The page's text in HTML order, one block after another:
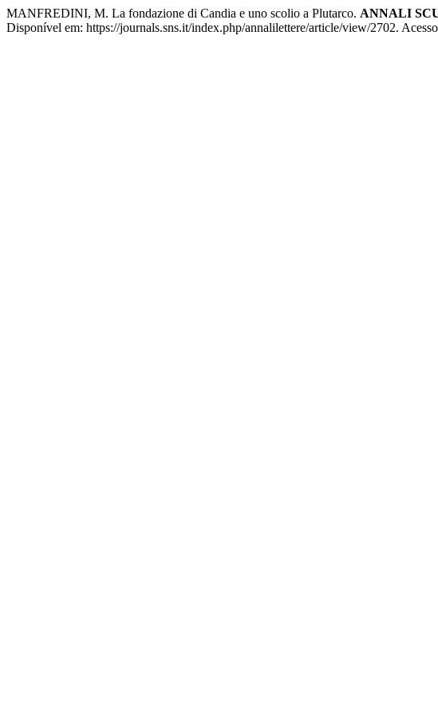
MANFREDINI, M. La fondazione di Candia e uno scolio a Plutarco. ANNALI
Disponível em: https://journals.sns.it/index.php/annalilettere/article/view/2702.